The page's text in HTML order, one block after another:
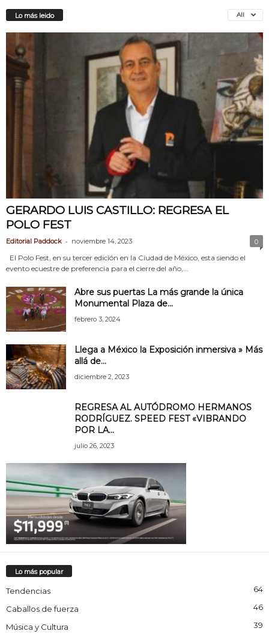
Lo más leido All
GERARDO LUIS CASTILLO: REGRESA EL
POLO FEST
Editorial Paddock - noviembre 14, 2023 0
El Polo Fest, en su tercer edición en la Ciudad de México, esta siendo el
evento ecuestre de preferencia para el cierre del año,...
Abre sus puertas La más grande la única
Monumental Plaza de...
febrero 3, 2024
Llega a México la Exposición inmersiva » Más
allá de...
diciembre 2, 2023
REGRESA AL AUTÓDROMO HERMANOS
RODRÍGUEZ. SPEED FEST «VIBRANDO
POR LA...
julio 26, 2023
Lo más popular
Tendencias 64
Caballos de fuerza 46
Música y Cultura 39